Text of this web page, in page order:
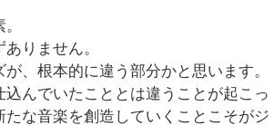
りません。
、根本的に違う部分かと思います。
んでいたこととは違うことが起こっ
な音楽を創造していくことこそがジ